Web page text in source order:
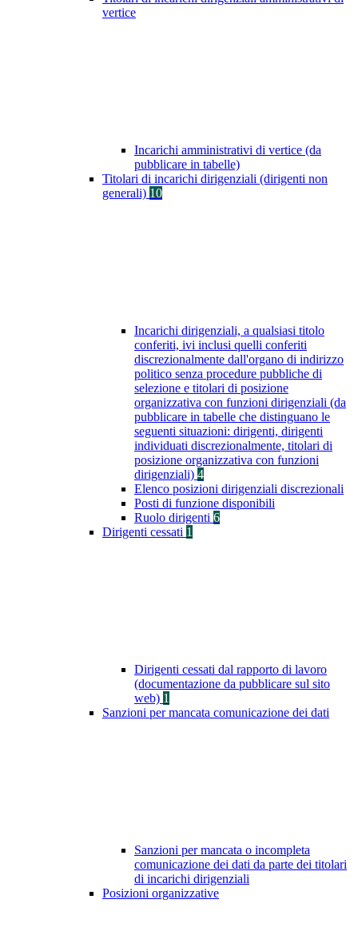
vertice
Incarichi amministrativi di vertice (da
pubblicare in tabelle)
Titolari di incarichi dirigenziali (dirigenti non
generali) 10
Incarichi dirigenziali, a qualsiasi titolo
conferiti, ivi inclusi quelli conferiti
discrezionalmente dall'organo di indirizzo
politico senza procedure pubbliche di
selezione e titolari di posizione
organizzativa con funzioni dirigenziali (da
pubblicare in tabelle che distinguano le
seguenti situazioni: dirigenti, dirigenti
individuati discrezionalmente, titolari di
posizione organizzativa con funzioni
dirigenziali) 4
Elenco posizioni dirigenziali discrezionali
Posti di funzione disponibili
Ruolo dirigenti 6
Dirigenti cessati 1
Dirigenti cessati dal rapporto di lavoro
(documentazione da pubblicare sul sito
web) 1
Sanzioni per mancata comunicazione dei dati
Sanzioni per mancata o incompleta
comunicazione dei dati da parte dei titolari
di incarichi dirigenziali
Posizioni organizzative